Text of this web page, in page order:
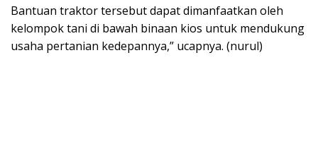
Bantuan traktor tersebut dapat dimanfaatkan oleh
kelompok tani di bawah binaan kios untuk mendukung
usaha pertanian kedepannya,” ucapnya. (nurul)